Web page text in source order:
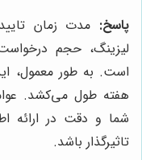
پاسخ: مدت زمان
لیزینگ، حجم
است. به طور معمول،
هفته طول می‌کشد.
شما و دقت در ارائه
تاثیرگذار باشد.